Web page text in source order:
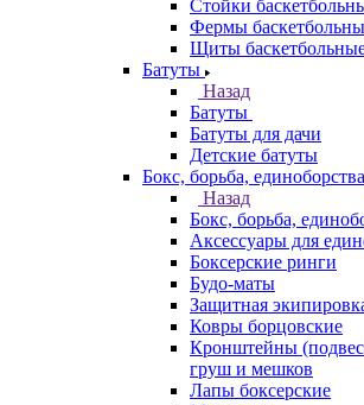
Стойки
Фермы
Щиты
Батуты
Назад
Батуты
Батуты для дачи
Детские батуты
Бокс, борьба, единоборства
Назад
Бокс, борьба,
Аксессуары для
Боксерские ринги
Будо-маты
Защитная
Ковры борцовские
Кронштейны
груш и мешков
Лапы боксерские